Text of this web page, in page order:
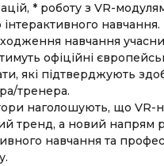
* роботу з VR-
інтерактивного навчання.
навчання
офіційні
які підтверджують
тренера.
наголошують, що VR-
тренд, а новий напрям
навчання та